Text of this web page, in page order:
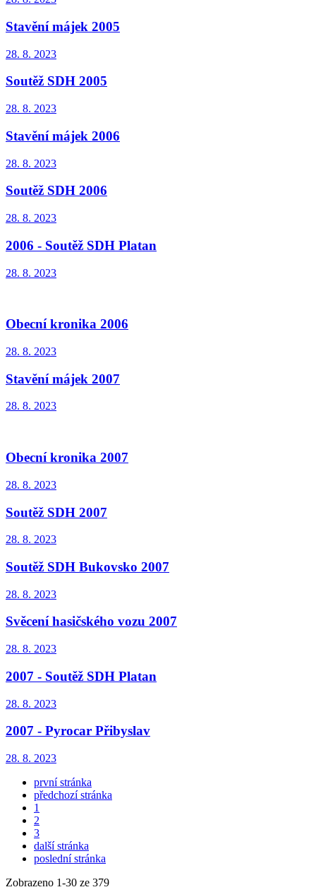
Stavění májek 2005
28. 8. 2023
Soutěž SDH 2005
28. 8. 2023
Stavění májek 2006
28. 8. 2023
Soutěž SDH 2006
28. 8. 2023
2006 - Soutěž SDH Platan
28. 8. 2023
Obecní kronika 2006
28. 8. 2023
Stavění májek 2007
28. 8. 2023
Obecní kronika 2007
28. 8. 2023
Soutěž SDH 2007
28. 8. 2023
Soutěž SDH Bukovsko 2007
28. 8. 2023
Svěcení hasičského vozu 2007
28. 8. 2023
2007 - Soutěž SDH Platan
28. 8. 2023
2007 - Pyrocar Přibyslav
28. 8. 2023
první stránka
předchozí stránka
1
2
3
další stránka
poslední stránka
Zobrazeno 1-30 ze 379